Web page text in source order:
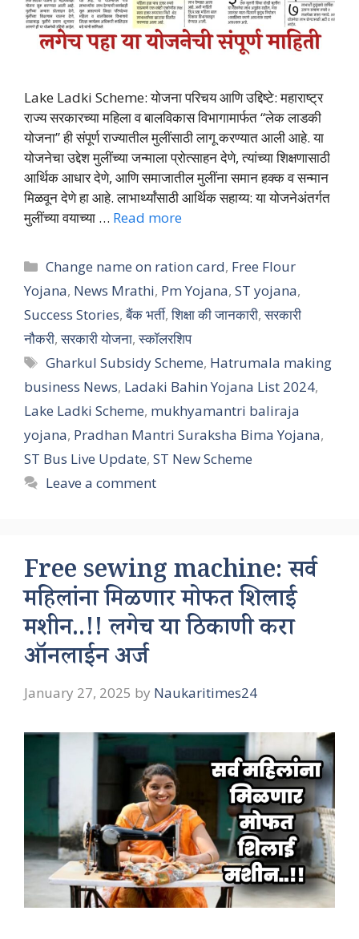
Lake Ladki Scheme: योजना परिचय आणि उद्दिष्टे: महाराष्ट्र
राज्य सरकारच्या महिला व बालविकास विभागामार्फत “लेक लाडकी
योजना” ही संपूर्ण राज्यातील मुलींसाठी लागू करण्यात आली आहे. या
योजनेचा उद्देश मुलींच्या जन्माला प्रोत्साहन देणे, त्यांच्या शिक्षणासाठी
आर्थिक आधार देणे, आणि समाजातील मुलींना समान हक्क व सन्मान
मिळवून देणे हा आहे. लाभार्थ्यांसाठी आर्थिक सहाय्य: या योजनेअंतर्गत
मुलींच्या वयाच्या … Read more
Categories
Change name on ration card, Free Flour
Yojana, News Mrathi, Pm Yojana, ST yojana,
Success Stories,बैंक भर्ती,शिक्षा की जानकारी,सरकारी
नौकरी,सरकारी योजना,स्कॉलरशिप
Tags
Gharkul Subsidy Scheme, Hatrumala making
business News, Ladaki Bahin Yojana List 2024,
Lake Ladki Scheme, mukhyamantri baliraja
yojana, Pradhan Mantri Suraksha Bima Yojana,
ST Bus Live Update, ST New Scheme
Leave a comment
Free sewing machine: सर्व
महिलांना मिळणार मोफत शिलाई
मशीन..!! लगेच या ठिकाणी करा
ऑनलाईन अर्ज
January 27, 2025 by Naukaritimes24